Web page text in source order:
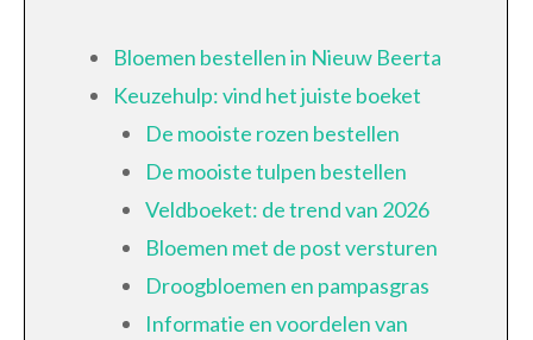
Bloemen bestellen in Nieuw Beerta
Keuzehulp: vind het juiste boeket
De mooiste rozen bestellen
De mooiste tulpen bestellen
Veldboeket: de trend van 2026
Bloemen met de post versturen
Droogbloemen en pampasgras
Informatie en voordelen van